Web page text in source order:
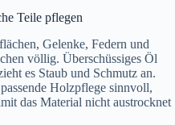
Teile pflegen
Gelenke, Federn und
völlig. Überschüssiges Öl
es Staub und Schmutz an.
Holzpflege sinnvoll,
das Material nicht austrocknet